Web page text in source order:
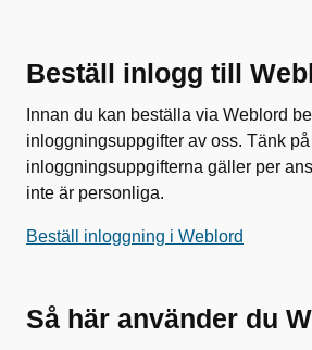
Beställ inlogg till
Innan du kan beställa via Weblord
inloggningsuppgifter av oss. Tänk på
inloggningsuppgifterna gäller per
inte är personliga.
Beställ inloggning i Weblord
Så här använder du